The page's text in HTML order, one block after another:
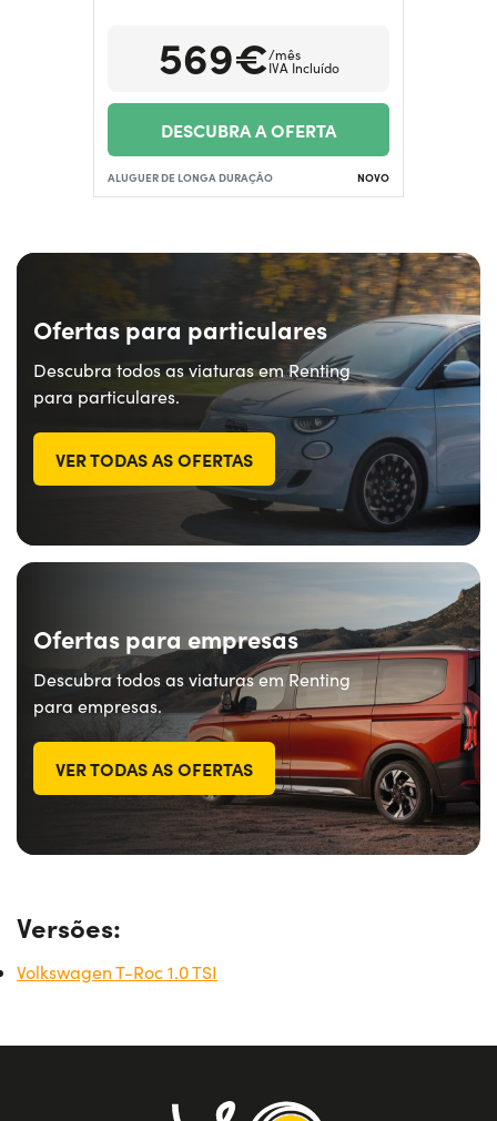
569€/mês
IVA Incluído
DESCUBRA A OFERTA
ALUGUER DE LONGA DURAÇÃO NOVO
Ofertas para particulares
Descubra todos as viaturas em Renting
para particulares.
VER TODAS AS OFERTAS
Ofertas para empresas
Descubra todos as viaturas em Renting
para empresas.
VER TODAS AS OFERTAS
Versões:
Volkswagen T-Roc 1.0 TSI